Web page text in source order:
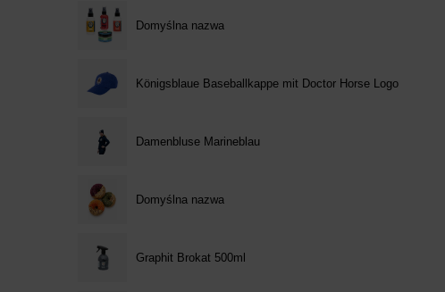
Domyślna nazwa
Königsblaue Baseballkappe mit Doctor Horse Logo
Damenbluse Marineblau
Domyślna nazwa
Graphit Brokat 500ml